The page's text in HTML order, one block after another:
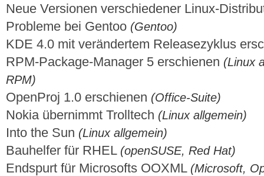
Neue Versionen verschiedener Linux-
Probleme bei Gentoo (Gentoo)
KDE 4.0 mit verändertem Releasezyklus
RPM-Package-Manager 5 erschienen (Linux
RPM)
OpenProj 1.0 erschienen (Office-Suite)
Nokia übernimmt Trolltech (Linux allgemein)
Into the Sun (Linux allgemein)
Bauhelfer für RHEL (openSUSE, Red Hat)
Endspurt für Microsofts OOXML (Microsoft,